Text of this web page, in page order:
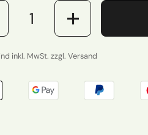
inkl. MwSt. zzgl. Versand